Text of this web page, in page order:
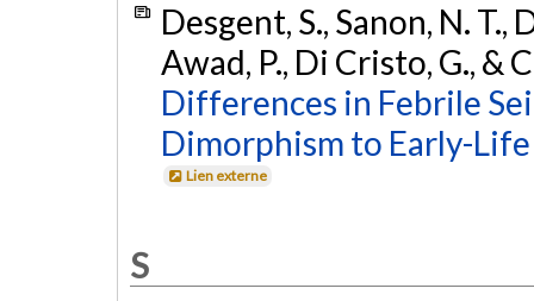
Desgent, S., Sanon, N. T.,
Awad, P., Di Cristo, G., &
Differences in Febrile
Dimorphism to Early-Life
Lien externe
S